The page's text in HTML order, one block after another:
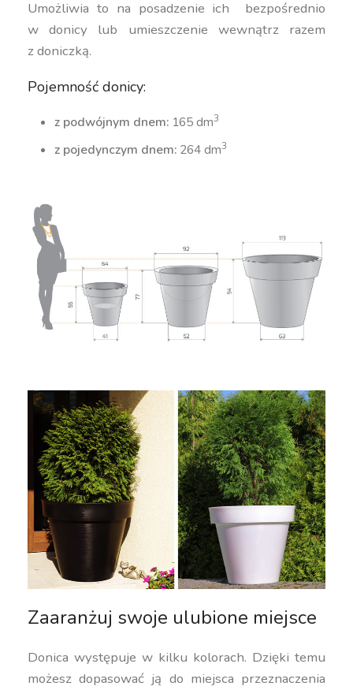
Umożliwia to na posadzenie ich bezpośrednio
w donicy lub umieszczenie wewnątrz razem
z doniczką.
Pojemność donicy:
z podwójnym dnem: 165 dm3
z pojedynczym dnem: 264 dm3
Zaaranżuj swoje ulubione miejsce
Donica występuje w kilku kolorach. Dzięki temu
możesz dopasować ją do miejsca przeznaczenia